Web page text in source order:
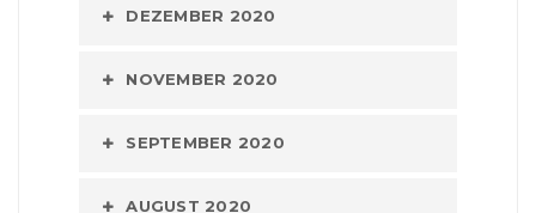
DEZEMBER 2020
NOVEMBER 2020
SEPTEMBER 2020
AUGUST 2020